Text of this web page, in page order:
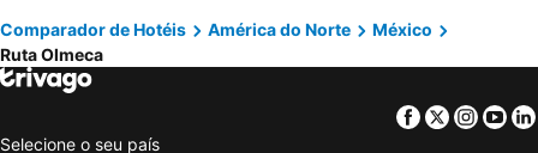
Hotéis em Maiorca
Hotéis em Andaluzia
Hotéis em Minorca
Hotéis em Ibiza
Hotéis em Galiza
Hotéis em Douro
Comparador de Hotéis América do Norte
México
Ruta Olmeca
Facebook
Twitter
Selecione o seu país